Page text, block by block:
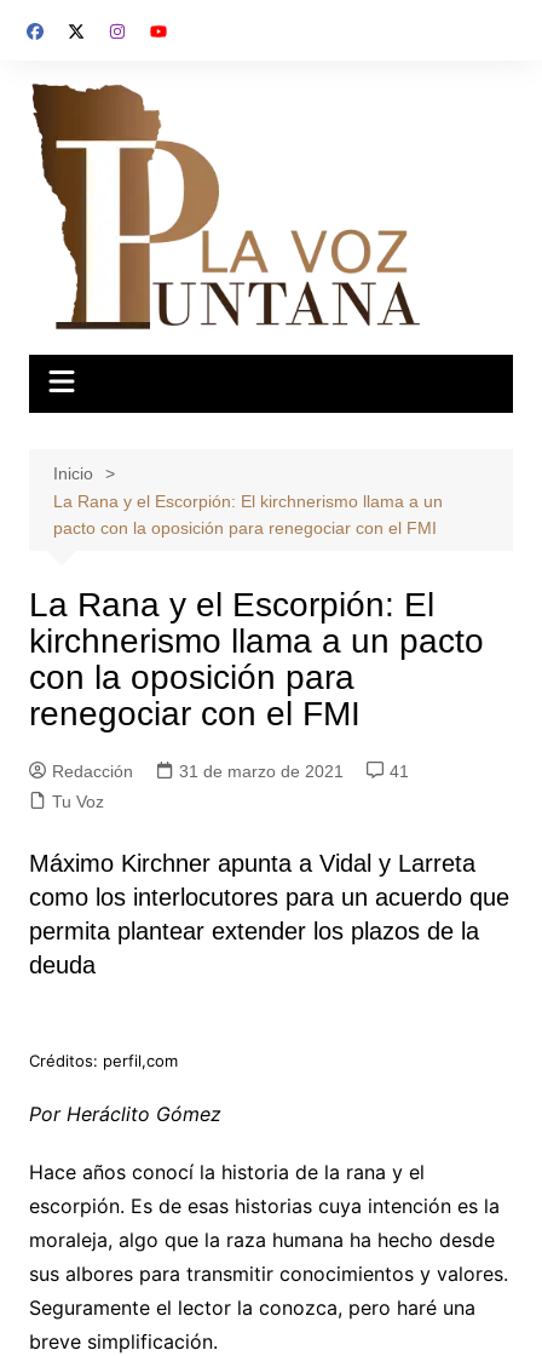
Inicio
La Rana y el Escorpión: El kirchnerismo llama a un
pacto con la oposición para renegociar con el FMI
La Rana y el Escorpión: El
kirchnerismo llama a un pacto
con la oposición para
renegociar con el FMI
Redacción 31 de marzo de 2021
41
Tu Voz
Máximo Kirchner apunta a Vidal y Larreta
como los interlocutores para un acuerdo que
permita plantear extender los plazos de la
deuda
Créditos: perfil,com
Por Heráclito Gómez
Hace años conocí la historia de la rana y el
escorpión. Es de esas historias cuya intención es la
moraleja, algo que la raza humana ha hecho desde
sus albores para transmitir conocimientos y valores.
Seguramente el lector la conozca, pero haré una
breve simplificación.